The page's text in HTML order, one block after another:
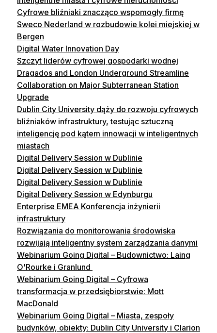
Cyfrowe bliźniaki znacząco wspomogły firmę
Sweco Nederland w rozbudowie kolei miejskiej w
Bergen
Digital Water Innovation Day
Szczyt liderów cyfrowej gospodarki wodnej
Dragados and London Underground Streamline
Collaboration on Major Subterranean Station
Upgrade
Dublin City University dąży do rozwoju cyfrowych
bliźniaków infrastruktury, testując sztuczną
inteligencję pod kątem innowacji w inteligentnych
miastach
Digital Delivery Session w Dublinie
Digital Delivery Session w Dublinie
Digital Delivery Session w Dublinie
Digital Delivery Session w Edynburgu
Enterprise EMEA Konferencja inżynierii
infrastruktury
Rozwiązania do monitorowania środowiska
rozwijają inteligentny system zarządzania danymi
Webinarium Going Digital – Budownictwo: Laing
O'Rourke i Granlund
Webinarium Going Digital – Cyfrowa
transformacja w przedsiębiorstwie: Mott
MacDonald
Webinarium Going Digital – Miasta, zespoły
budynków, obiekty: Dublin City University i Clarion